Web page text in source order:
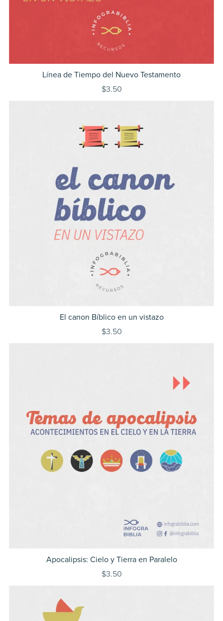
Línea de Tiempo del Nuevo Testamento
$3.50
El canon Bíblico en un vistazo
$3.50
Apocalipsis: Cielo y Tierra en Paralelo
$3.50